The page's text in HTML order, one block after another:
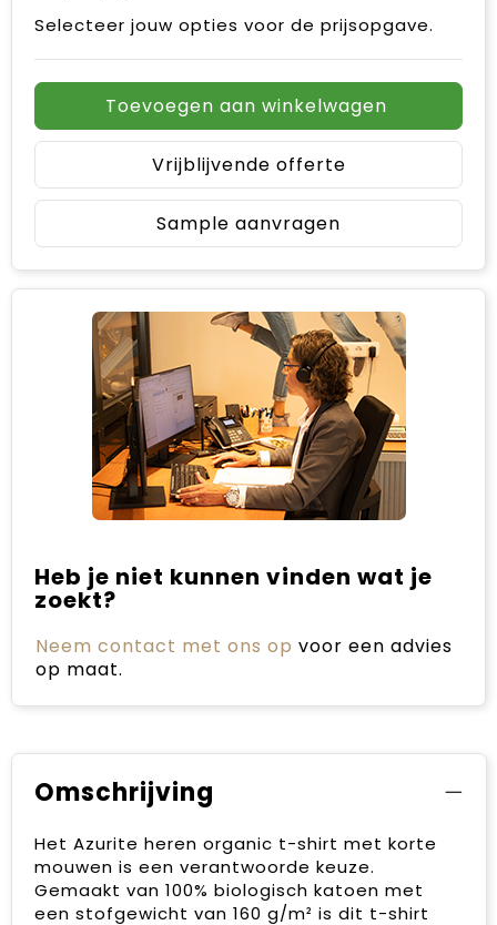
Selecteer jouw opties voor de prijsopgave.
Toevoegen aan winkelwagen
Vrijblijvende offerte
Sample aanvragen
Heb je niet kunnen vinden wat je
zoekt?
Neem contact met ons op voor een advies
op maat.
Omschrijving
Het Azurite heren organic t-shirt met korte
mouwen is een verantwoorde keuze.
Gemaakt van 100% biologisch katoen met
een stofgewicht van 160 g/m² is dit t-shirt